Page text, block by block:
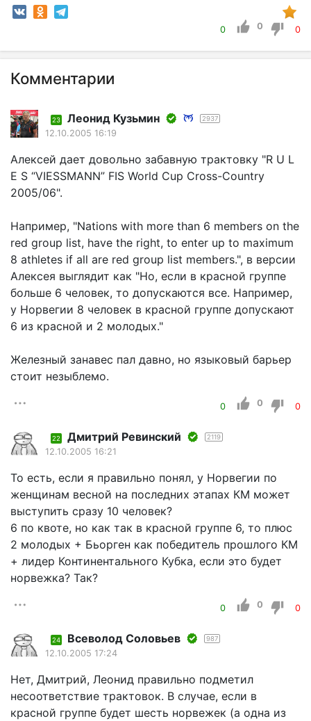
0 0 0
Комментарии
23 Леонид Кузьмин 2937
12.10.2005 16:19
Алексей дает довольно забавную трактовку "R U L
E S “VIESSMANN” FIS World Cup Cross-Country
2005/06".
Например, "Nations with more than 6 members on the
red group list, have the right, to enter up to maximum
8 athletes if all are red group list members.", в версии
Алексея выглядит как "Но, если в красной группе
больше 6 человек, то допускаются все. Например,
у Норвегии 8 человек в красной группе допускают
6 из красной и 2 молодых."
Железный занавес пал давно, но языковый барьер
стоит незыблемо.
0 0 0
22 Дмитрий Ревинский 2119
12.10.2005 16:21
То есть, если я правильно понял, у Норвегии по
женщинам весной на последних этапах КМ может
выступить сразу 10 человек?
6 по квоте, но как так в красной группе 6, то плюс
2 молодых + Бьорген как победитель прошлого КМ
+ лидер Континентального Кубка, если это будет
норвежка? Так?
0 0 0
24 Всеволод Соловьев 987
12.10.2005 17:24
Нет, Дмитрий, Леонид правильно подметил
несоответствие трактовок. В случае, если в
красной группе будет шесть норвежек (а одна из